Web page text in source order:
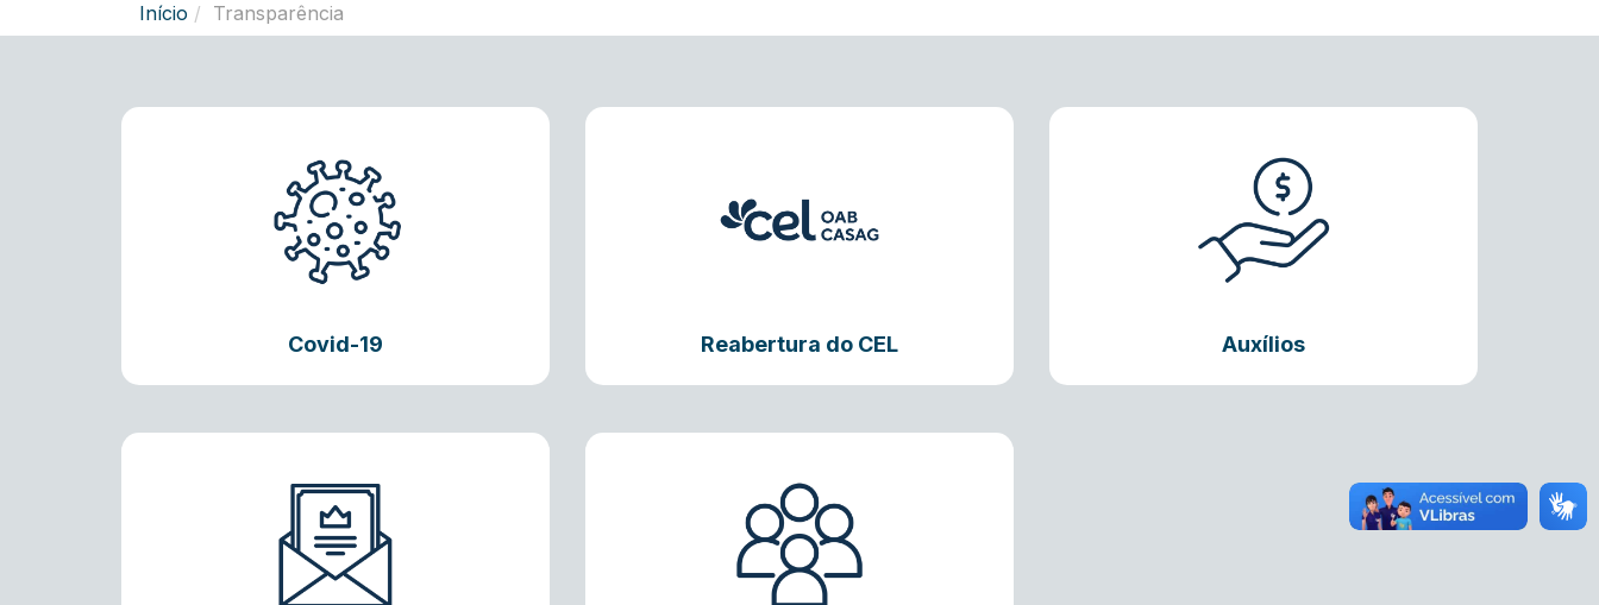
Início Transparência
Covid-19 Reabertura do CEL Auxílios